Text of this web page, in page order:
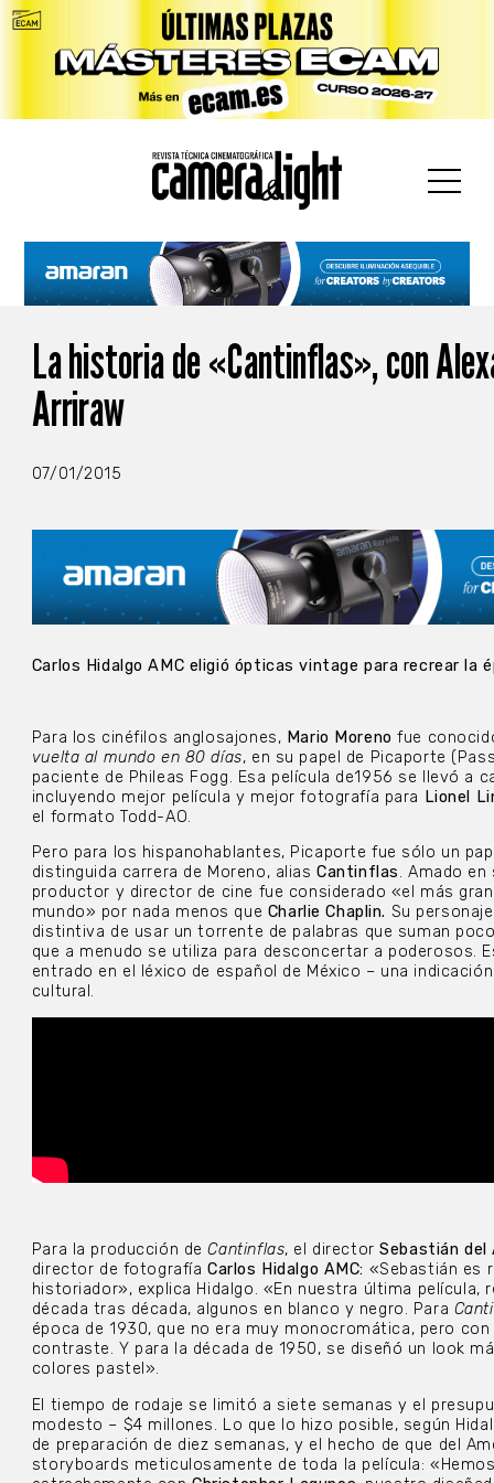
La historia de «Cantinflas», con
Arriraw
07/01/2015
Carlos Hidalgo AMC eligió ópticas vintage para recrear la
Para los cinéfilos anglosajones, Mario Moreno fue
vuelta al mundo en 80 días, en su papel de Picaporte
paciente de Phileas Fogg. Esa película de1956 se llevó a
incluyendo mejor película y mejor fotografía para Lionel
el formato Todd-AO.
Pero para los hispanohablantes, Picaporte fue sólo un
distinguida carrera de Moreno, aliasCantinflas. Amado
productor y director de cine fue considerado «el más
mundo» por nada menos que Charlie Chaplin. Su
distintiva de usar un torrente de palabras que suman
que a menudo se utiliza para desconcertar a poderosos.
entrado en el léxico de español de México – una
cultural.
Para la producción deCantinflas, el directorSebastián
director de fotografíaCarlos Hidalgo AMC: «Sebastián es
historiador», explica Hidalgo. «En nuestra última película,
década tras década, algunos en blanco y negro. Para
época de 1930, que no era muy monocromática, pero
contraste. Y para la década de 1950, se diseñó un look
colores pastel».
El tiempo de rodaje se limitó a siete semanas y el
modesto – $4 millones. Lo que lo hizo posible, según
de preparación de diez semanas, y el hecho de que del
storyboards meticulosamente de toda la película: